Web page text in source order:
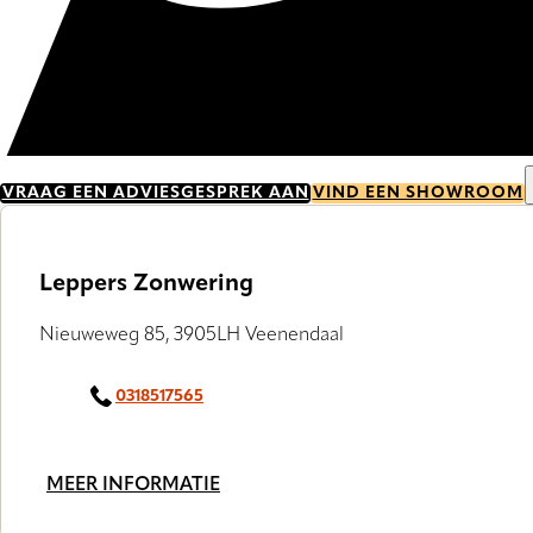
VRAAG EEN ADVIESGESPREK AAN VIND EEN SHOWROOM
Leppers Zonwering
Nieuweweg 85, 3905LH Veenendaal
0318517565
MEER INFORMATIE